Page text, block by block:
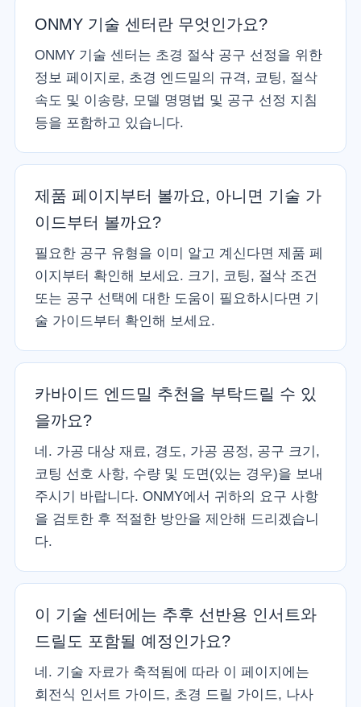
ONMY 기술 센터란 무엇인가요?
ONMY 기술 센터는 초경 절삭 공구 선정을 위한
정보 페이지로, 초경 엔드밀의 규격, 코팅, 절삭
속도 및 이송량, 모델 명명법 및 공구 선정 지침
등을 포함하고 있습니다.
제품 페이지부터 볼까요, 아니면 기술 가
이드부터 볼까요?
필요한 공구 유형을 이미 알고 계신다면 제품 페
이지부터 확인해 보세요. 크기, 코팅, 절삭 조건
또는 공구 선택에 대한 도움이 필요하시다면 기
술 가이드부터 확인해 보세요.
카바이드 엔드밀 추천을 부탁드릴 수 있
을까요?
네. 가공 대상 재료, 경도, 가공 공정, 공구 크기,
코팅 선호 사항, 수량 및 도면(있는 경우)을 보내
주시기 바랍니다. ONMY에서 귀하의 요구 사항
을 검토한 후 적절한 방안을 제안해 드리겠습니
다.
이 기술 센터에는 추후 선반용 인서트와
드릴도 포함될 예정인가요?
네. 기술 자료가 축적됨에 따라 이 페이지에는
회전식 인서트 가이드, 초경 드릴 가이드, 나사